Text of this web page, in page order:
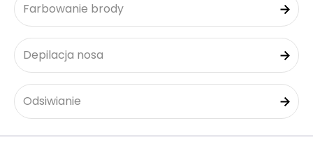
Farbowanie brody
Depilacja nosa
Odsiwianie